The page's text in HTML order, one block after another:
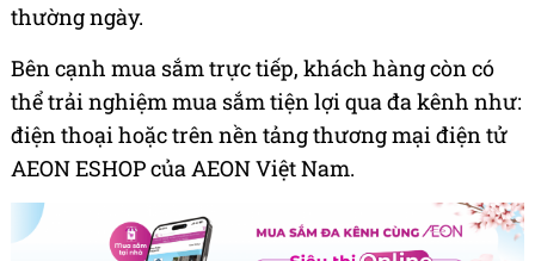
thường ngày.
Bên cạnh mua sắm trực tiếp, khách hàng còn có
thể trải nghiệm mua sắm tiện lợi qua đa kênh như:
điện thoại hoặc trên nền tảng thương mại điện tử
AEON ESHOP của AEON Việt Nam.